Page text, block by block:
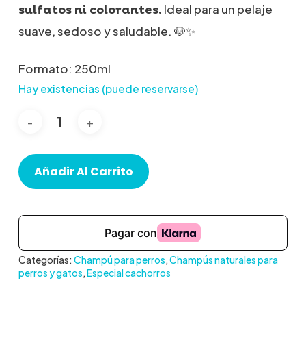
sulfatos ni colorantes. Ideal para un pelaje
suave, sedoso y saludable. 🐶✨
Formato: 250ml
Hay existencias (puede reservarse)
Añadir Al Carrito
Categorías: Champú para perros,Champús naturales para
perros y gatos,Especial cachorros